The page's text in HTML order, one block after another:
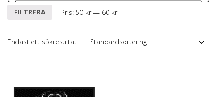
Min
MaxFILTRERA Pris: 50 kr— 60 kr
Endast ett sökresultat